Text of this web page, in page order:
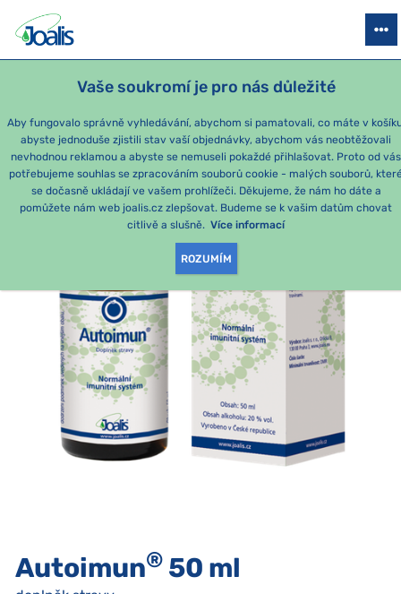
Vaše soukromí je pro nás důležité
Aby fungovalo správně vyhledávání, abychom si pamatovali, co máte v
abyste jednoduše zjistili stav vaší objednávky, abychom vás neobtěžovali
nevhodnou reklamou a abyste se nemuseli pokaždé přihlašovat. Proto od vás
potřebujeme souhlas se zpracováním souborů cookie - malých souborů,
se dočasně ukládají ve vašem prohlížeči. Děkujeme, že nám ho dáte a
pomůžete nám web joalis.cz zlepšovat. Budeme se k vašim datům chovat
citlivě a slušně. Více informací
ROZUMÍM
PRODUKTY PODLE OBTÍŽÍ SEZÓNNÍ BALÍČKY PRO DĚTI
e-shop Joalis PODLE KATEGORIE Joalis emoce Autoimun
Autoimun® 50 ml